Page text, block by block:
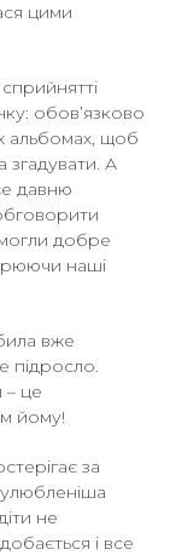
цими
обов’язково
альбомах, щоб
згадувати. А
давню
могли добре
наші
вже
підросло.
– це
йому!
за
не
і все